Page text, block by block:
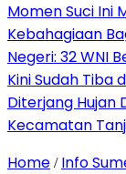
Momen Suci Ini
Kebahagiaan
Negeri: 32 WNI
Kini Sudah Tiba
Diterjang Hujan
Kecamatan
Home / Info